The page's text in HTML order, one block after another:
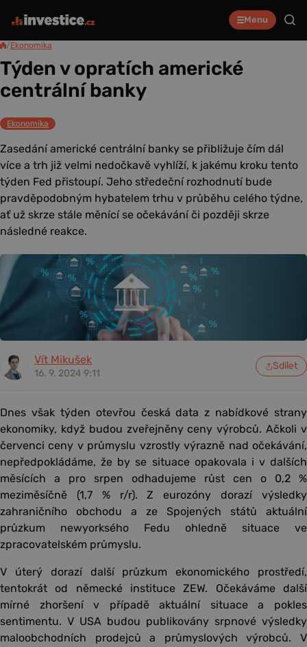
Menu
/Ekonomika
Týden v opratích americké
centrální banky
Ekonomika
Zasedání americké centrální banky se přibližuje čím dál
více a trh již velmi nedočkavě vyhlíží, k jakému kroku tento
týden Fed přistoupí. Jeho středeční rozhodnutí bude
pravděpodobným hybatelem trhu v průběhu celého týdne,
ať už skrze stále měnící se očekávání či později skrze
následné reakce.
Vít Mikušek
16. 9. 2024 9:11
Sdílet
Dnes však týden otevřou česká data z nabídkové strany
ekonomiky, když budou zveřejněny ceny výrobců. Ačkoli v
červenci ceny v průmyslu vzrostly výrazně nad očekávání,
nepředpokládáme, že by se situace opakovala i v dalších
měsících a pro srpen odhadujeme růst cen o 0,2 %
meziměsíčně (1,7 % r/r). Z eurozóny dorazí výsledky
zahraničního obchodu a ze Spojených států aktuální
průzkum newyorksého Fedu ohledně situace ve
zpracovatelském průmyslu.
V úterý dorazí další průzkum ekonomického prostředí,
tentokrát od německé instituce ZEW. Očekáváme další
mírné zhoršení v případě aktuální situace a pokles
sentimentu. V USA budou publikovány srpnové výsledky
maloobchodních prodejců a průmyslových výrobců. V